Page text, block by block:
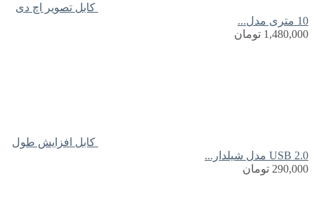
کابل تصویر اچ دی
10 متری مدل...
1,480,000 تومان
کابل افزایش طول
USB 2.0 مدل شیلدار...
290,000 تومان